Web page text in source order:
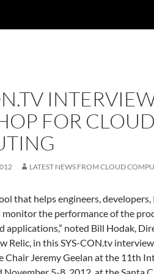
FOR CLOUD
LATEST NEWS FROM CLOUD
that helps engineers,
monitor the performance of the
applications,” noted Bill Hodak,
Relic, in this SYS-CON.tv
Chair Jeremy Geelan at the 11th